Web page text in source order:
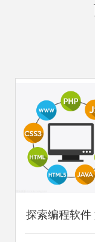
探索编程软件